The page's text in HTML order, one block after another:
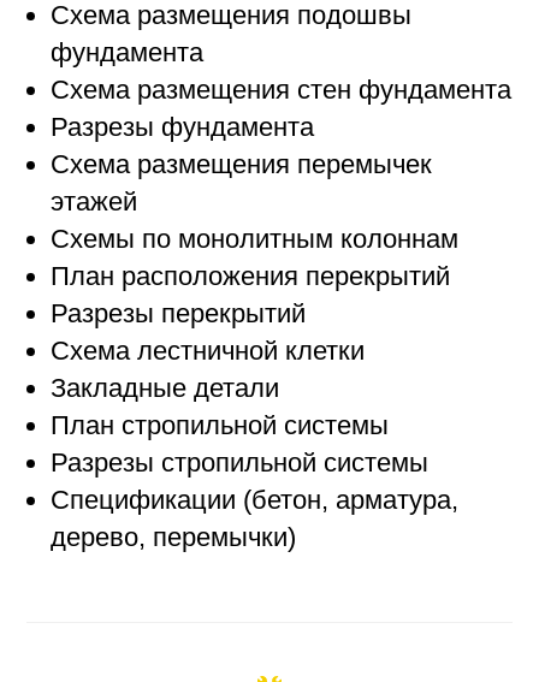
Схема размещения подошвы
фундамента
Схема размещения стен фундамента
Разрезы фундамента
Схема размещения перемычек
этажей
Схемы по монолитным колоннам
План расположения перекрытий
Разрезы перекрытий
Схема лестничной клетки
Закладные детали
План стропильной системы
Разрезы стропильной системы
Спецификации (бетон, арматура,
дерево, перемычки)